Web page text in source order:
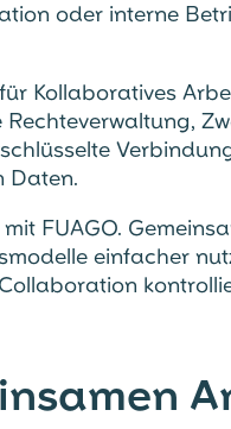
oder interne
Kollaboratives
Daten.
FUAGO.
einfacher